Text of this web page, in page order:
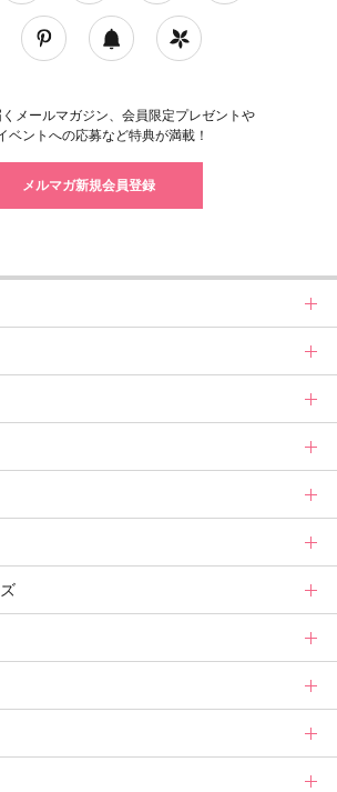
メールマガジン、会員限定プレゼントや
ベントへの応募など特典が満載！
メルマガ新規会員登録
ト
トップ
覧